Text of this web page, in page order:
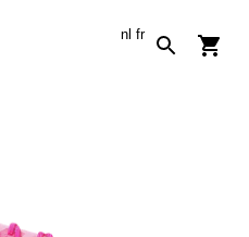
nl fr